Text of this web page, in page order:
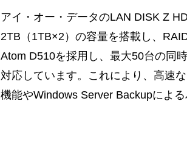
ッ
ハ】
送
無
料・
アイ・オー・データのLAN DISK Z
2TB（1TB×2）の容量を搭載し、
Atom D510を採用し、最大50台の同
対応しています。これにより、高速
機能やWindows Server Backupによ